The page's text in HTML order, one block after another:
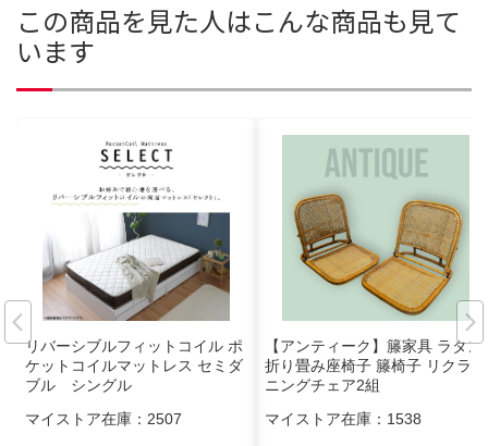
この商品を見た人はこんな商品も見て
います
リバーシブルフィットコイル ポ
ケットコイルマットレス セミダ
ブル シングル
マイストア在庫： 2507
【アンティーク】籐家具 ラタン
折り畳み座椅子 籐椅子 リクライ
ニングチェア2組
マイストア在庫： 1538